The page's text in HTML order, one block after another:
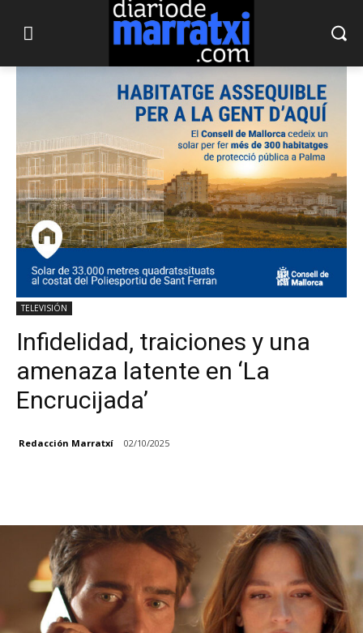
TELEVISIÓN
Infidelidad, traiciones y una
amenaza latente en ‘La
Encrucijada’
Redacción Marratxí 02/10/2025